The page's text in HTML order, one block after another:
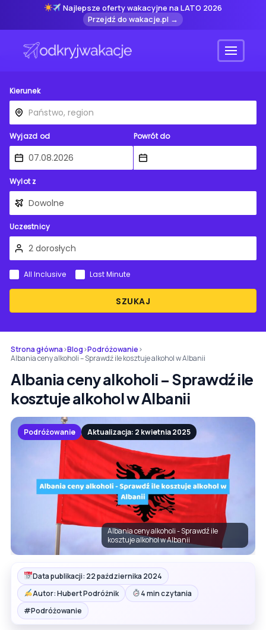
Najlepsze oferty wakacyjne na LATO 2026
Przejdź do wakacje.pl →
Menu
Kierunek
Wyjazd od Powrót do
Wylot z
Uczestnicy
SZUKAJ
All Inclusive Last Minute
Strona główna›Blog›Podróżowanie›
Albania ceny alkoholi – Sprawdź ile kosztuje alkohol w Albanii
Albania ceny alkoholi – Sprawdź ile
kosztuje alkohol w Albanii
Podróżowanie Aktualizacja: 2 kwietnia 2025
Albania ceny alkoholi - Sprawdź ile
kosztuje alkohol w Albanii
Data publikacji: 22 października 2024
Autor: Hubert Podróżnik
4 min czytania
#Podróżowanie